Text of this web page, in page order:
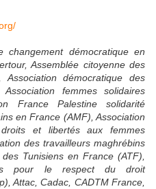
changement démocratique en
Assemblée citoyenne des
démocratique des
femmes solidaires
France Palestine solidarité
en France (AMF), Association
et libertés aux femmes
des travailleurs maghrébins
Tunisiens en France (ATF),
pour le respect du droit
Attac, Cadac, CADTM France,